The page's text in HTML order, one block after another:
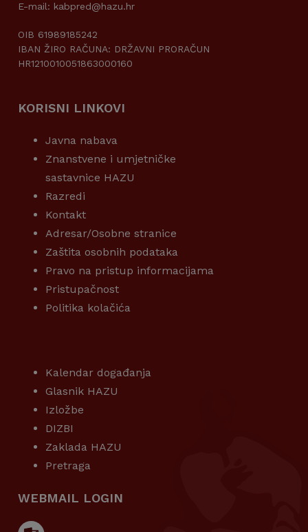
E-mail: kabpred@hazu.hr
OIB 61989185242
IBAN ŽIRO RAČUNA: DRŽAVNI PRORAČUN
HR1210010051863000160
KORISNI LINKOVI
Javna nabava
Znanstvene i umjetničke
sastavnice HAZU
Razredi
Kontakt
Adresar/Osobne stranice
Zaštita osobnih podataka
Pravo na pristup informacijama
Pristupačnost
Politika kolačića
Kalendar događanja
Glasnik HAZU
Izložbe
DIZBI
Zaklada HAZU
Pretraga
WEBMAIL LOGIN